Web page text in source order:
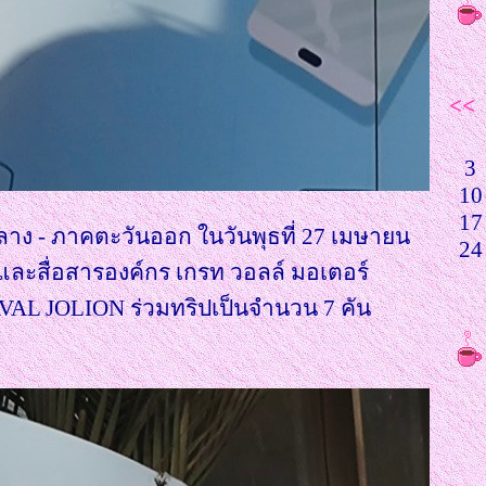
าง - ภาคตะวันออก ในวันพุธที่ 27 เมษายน
ะสื่อสารองค์กร เกรท วอลล์ มอเตอร์
JOLION ร่วมทริปเป็นจำนวน 7 คัน
<<
3
10
17
24